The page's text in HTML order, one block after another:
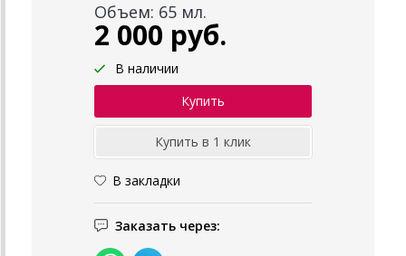
Объем: 65 мл.
2 000 руб.
В наличии
В закладки
Заказать через: